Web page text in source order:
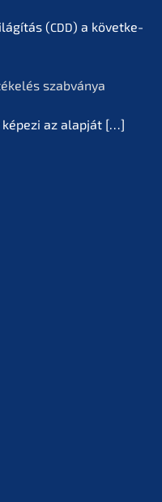
(CDD) a követ­ke­
szabvá­nya
az alapját […]